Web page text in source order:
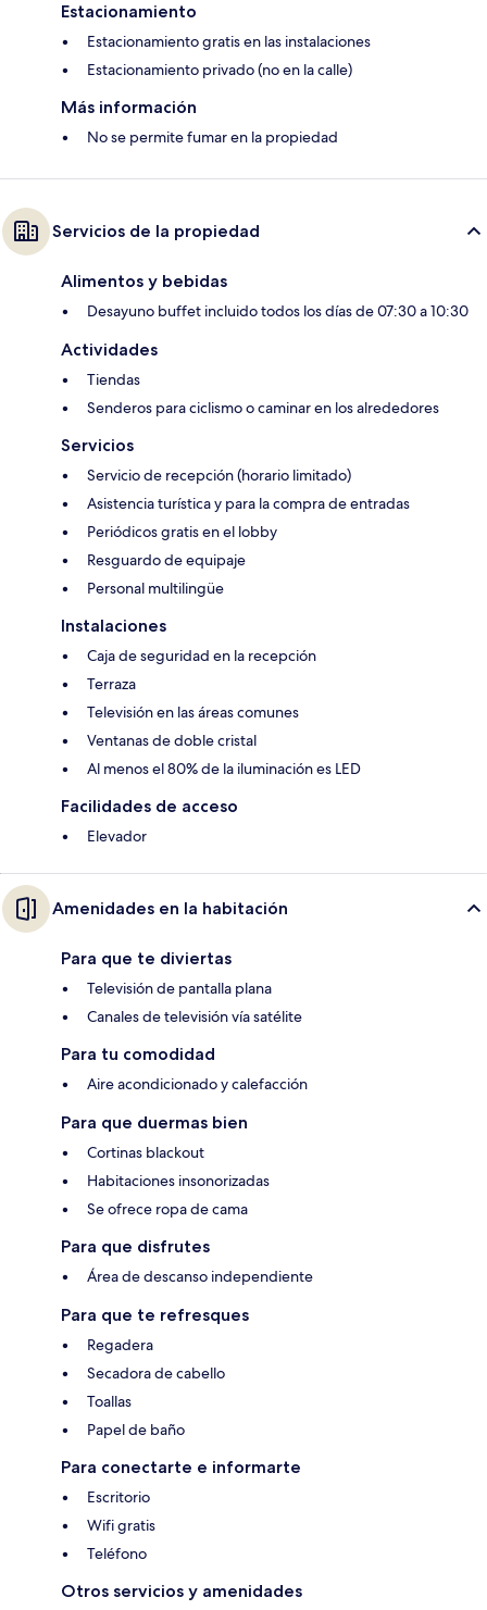
Estacionamiento
Estacionamiento gratis en las instalaciones
Estacionamiento privado (no en la calle)
Más información
No se permite fumar en la propiedad
Servicios de la propiedad
Alimentos y bebidas
Desayuno buffet incluido todos los días de 07:30 a 10:30
Actividades
Tiendas
Senderos para ciclismo o caminar en los alrededores
Servicios
Servicio de recepción (horario limitado)
Asistencia turística y para la compra de entradas
Periódicos gratis en el lobby
Resguardo de equipaje
Personal multilingüe
Instalaciones
Caja de seguridad en la recepción
Terraza
Televisión en las áreas comunes
Ventanas de doble cristal
Al menos el 80% de la iluminación es LED
Facilidades de acceso
Elevador
Amenidades en la habitación
Para que te diviertas
Televisión de pantalla plana
Canales de televisión vía satélite
Para tu comodidad
Aire acondicionado y calefacción
Para que duermas bien
Cortinas blackout
Habitaciones insonorizadas
Se ofrece ropa de cama
Para que disfrutes
Área de descanso independiente
Para que te refresques
Regadera
Secadora de cabello
Toallas
Papel de baño
Para conectarte e informarte
Escritorio
Wifi gratis
Teléfono
Otros servicios y amenidades